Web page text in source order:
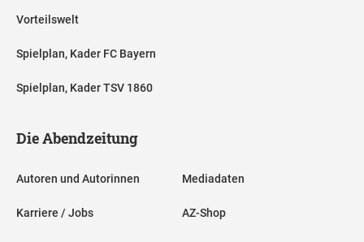
Vorteilswelt
Spielplan, Kader FC Bayern
Spielplan, Kader TSV 1860
Die Abendzeitung
Autoren und Autorinnen
Karriere / Jobs
Mediadaten
AZ-Shop